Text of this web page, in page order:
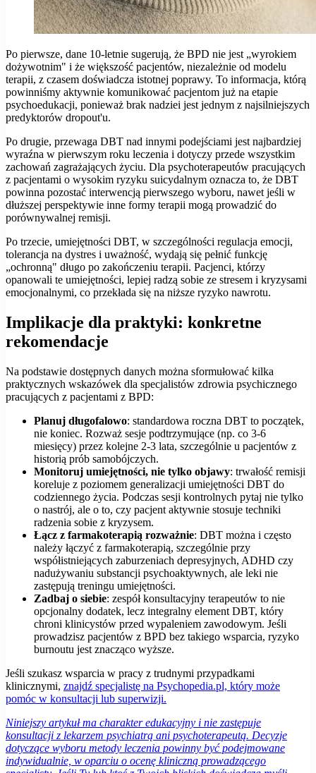
Po pierwsze, dane 10-letnie sugerują, że BPD nie jest „wyrokiem
dożywotnim" i że większość pacjentów, niezależnie od modelu
terapii, z czasem doświadcza istotnej poprawy. To informacja, którą
powinniśmy aktywnie komunikować pacjentom już na etapie
psychoedukacji, ponieważ brak nadziei jest jednym z najsilniejszych
predyktorów dropout'u.
Po drugie, przewaga DBT nad innymi podejściami jest najbardziej
wyraźna w pierwszym roku leczenia i dotyczy przede wszystkim
zachowań zagrażających życiu. Dla psychoterapeutów pracujących
z pacjentami o wysokim ryzyku suicydalnym oznacza to, że DBT
powinna pozostać interwencją pierwszego wyboru, nawet jeśli w
dłuższej perspektywie inne formy terapii mogą prowadzić do
porównywalnej remisji.
Po trzecie, umiejętności DBT, w szczególności regulacja emocji,
tolerancja na dystres i uważność, wydają się pełnić funkcję
„ochronną" długo po zakończeniu terapii. Pacjenci, którzy
opanowali te umiejętności, lepiej radzą sobie ze stresem i kryzysami
emocjonalnymi, co przekłada się na niższe ryzyko nawrotu.
Implikacje dla praktyki: konkretne
rekomendacje
Na podstawie dostępnych danych można sformułować kilka
praktycznych wskazówek dla specjalistów zdrowia psychicznego
pracujących z pacjentami z BPD:
Planuj długofalowo: standardowa roczna DBT to początek,
nie koniec. Rozważ sesje podtrzymujące (np. co 3-6
miesięcy) przez kolejne 2-3 lata, szczególnie u pacjentów z
historią prób samobójczych.
Monitoruj umiejętności, nie tylko objawy: trwałość remisji
koreluje z poziomem generalizacji umiejętności DBT do
codziennego życia. Podczas sesji kontrolnych pytaj nie tylko
o nastrój, ale o to, czy pacjent aktywnie stosuje techniki
radzenia sobie z kryzysem.
Łącz z farmakoterapią rozważnie: DBT można i często
należy łączyć z farmakoterapią, szczególnie przy
współistniejących zaburzeniach depresyjnych, ADHD czy
nadużywaniu substancji psychoaktywnych, ale leki nie
zastępują treningu umiejętności.
Zadbaj o siebie: zespół konsultacyjny terapeutów to nie
opcjonalny dodatek, lecz integralny element DBT, który
chroni klinicystów przed wypaleniem zawodowym. Jeśli
prowadzisz pacjentów z BPD bez takiego wsparcia, ryzyko
burnoutu jest znacząco wyższe.
Jeśli szukasz wsparcia w pracy z trudnymi przypadkami
klinicznymi, znajdź specjalistę na Psychopedia.pl, który może
pomóc w konsultacji lub superwizji.
Niniejszy artykuł ma charakter edukacyjny i nie zastępuje
konsultacji z lekarzem psychiatrą ani psychoterapeutą. Decyzje
dotyczące wyboru metody leczenia powinny być podejmowane
indywidualnie, w oparciu o ocenę kliniczną prowadzącego